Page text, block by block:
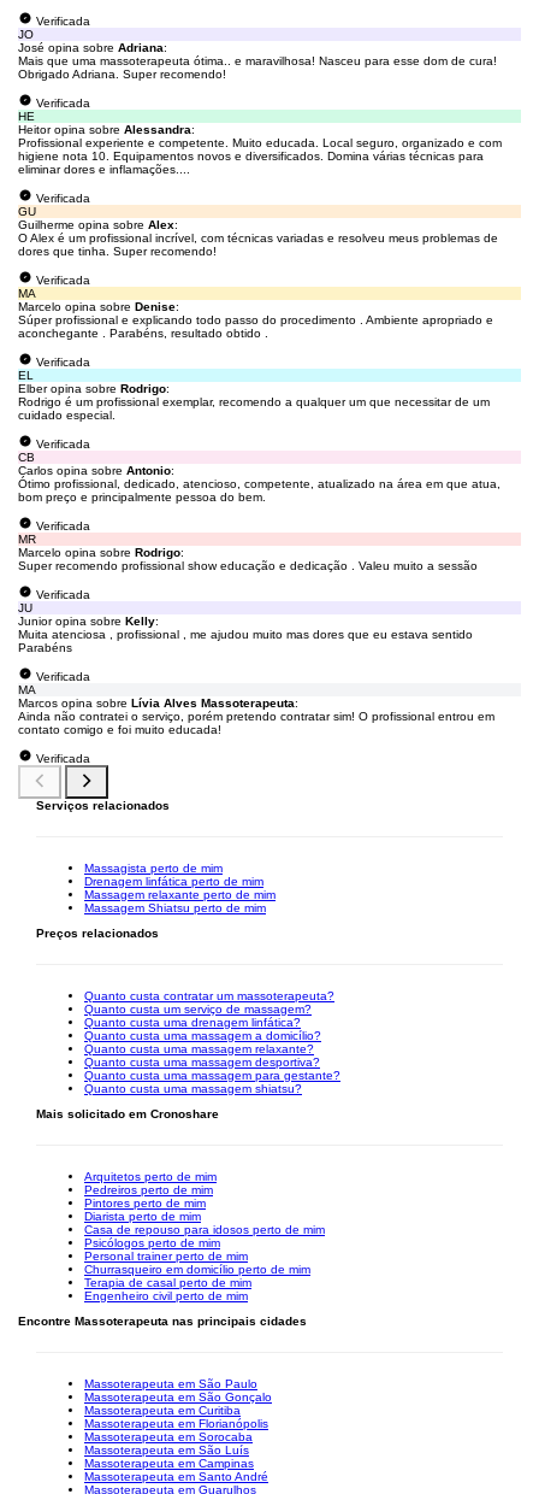
Verificada
JO
José opina sobre Adriana:
Mais que uma massoterapeuta ótima.. e maravilhosa! Nasceu para esse dom de cura!
Obrigado Adriana. Super recomendo!
Verificada
HE
Heitor opina sobre Alessandra:
Profissional experiente e competente. Muito educada. Local seguro, organizado e com
higiene nota 10. Equipamentos novos e diversificados. Domina várias técnicas para
eliminar dores e inflamações....
Verificada
GU
Guilherme opina sobre Alex:
O Alex é um profissional incrível, com técnicas variadas e resolveu meus problemas de
dores que tinha. Super recomendo!
Verificada
MA
Marcelo opina sobre Denise:
Súper profissional e explicando todo passo do procedimento . Ambiente apropriado e
aconchegante . Parabéns, resultado obtido .
Verificada
EL
Elber opina sobre Rodrigo:
Rodrigo é um profissional exemplar, recomendo a qualquer um que necessitar de um
cuidado especial.
Verificada
CB
Carlos opina sobre Antonio:
Ótimo profissional, dedicado, atencioso, competente, atualizado na área em que atua,
bom preço e principalmente pessoa do bem.
Verificada
MR
Marcelo opina sobre Rodrigo:
Super recomendo profissional show educação e dedicação . Valeu muito a sessão
Verificada
JU
Junior opina sobre Kelly:
Muita atenciosa , profissional , me ajudou muito mas dores que eu estava sentido
Parabéns
Verificada
MA
Marcos opina sobre Lívia Alves Massoterapeuta:
Ainda não contratei o serviço, porém pretendo contratar sim! O profissional entrou em
contato comigo e foi muito educada!
Verificada
Serviços relacionados
Massagista perto de mim
Drenagem linfática perto de mim
Massagem relaxante perto de mim
Massagem Shiatsu perto de mim
Preços relacionados
Quanto custa contratar um massoterapeuta?
Quanto custa um serviço de massagem?
Quanto custa uma drenagem linfática?
Quanto custa uma massagem a domicílio?
Quanto custa uma massagem relaxante?
Quanto custa uma massagem desportiva?
Quanto custa uma massagem para gestante?
Quanto custa uma massagem shiatsu?
Mais solicitado em Cronoshare
Arquitetos perto de mim
Pedreiros perto de mim
Pintores perto de mim
Diarista perto de mim
Casa de repouso para idosos perto de mim
Psicólogos perto de mim
Personal trainer perto de mim
Churrasqueiro em domicílio perto de mim
Terapia de casal perto de mim
Engenheiro civil perto de mim
Encontre Massoterapeuta nas principais cidades
Massoterapeuta em São Paulo
Massoterapeuta em São Gonçalo
Massoterapeuta em Curitiba
Massoterapeuta em Florianópolis
Massoterapeuta em Sorocaba
Massoterapeuta em São Luís
Massoterapeuta em Campinas
Massoterapeuta em Santo André
Massoterapeuta em Guarulhos